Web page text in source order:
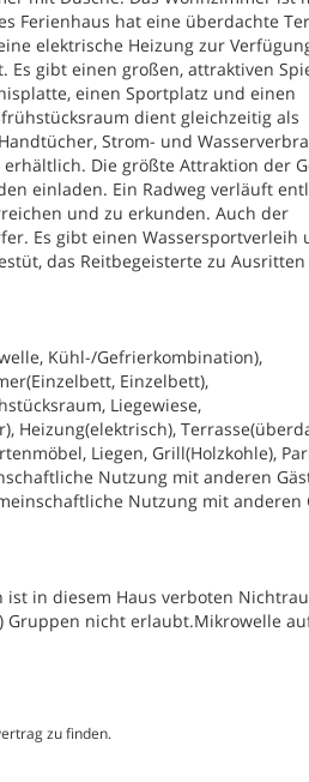
Ferienhaus hat eine überdachte
elektrische Heizung zur
gibt einen großen, attraktiven
einen Sportplatz und einen
dient gleichzeitig als
Strom- und
Die größte Attraktion der
einladen. Ein Radweg verläuft
und zu erkunden. Auch der
Es gibt einen Wassersportverleih
das Reitbegeisterte zu
Kühl-/Gefrierkombination),
Einzelbett),
Liegewiese,
Heizung(elektrisch),
Liegen, Grill(Holzkohle),
Nutzung mit anderen
Nutzung mit anderen
in diesem Haus verboten
Gruppen nicht erlaubt.Mikrowelle
zu finden.